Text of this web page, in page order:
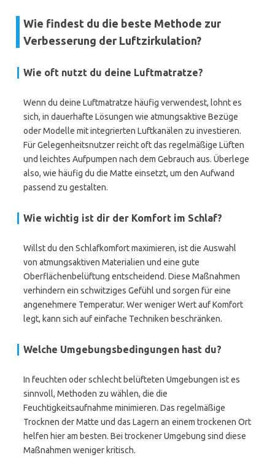
Wie findest du die beste Methode zur
Verbesserung der Luftzirkulation?
Wie oft nutzt du deine Luftmatratze?
Wenn du deine Luftmatratze häufig verwendest, lohnt es
sich, in dauerhafte Lösungen wie atmungsaktive Bezüge
oder Modelle mit integrierten Luftkanälen zu investieren.
Für Gelegenheitsnutzer reicht oft das regelmäßige Lüften
und leichtes Aufpumpen nach dem Gebrauch aus. Überlege
also, wie häufig du die Matte einsetzt, um den Aufwand
passend zu gestalten.
Wie wichtig ist dir der Komfort im Schlaf?
Willst du den Schlafkomfort maximieren, ist die Auswahl
von atmungsaktiven Materialien und eine gute
Oberflächenbelüftung entscheidend. Diese Maßnahmen
verhindern ein schwitziges Gefühl und sorgen für eine
angenehmere Temperatur. Wer weniger Wert auf Komfort
legt, kann sich auf einfache Techniken beschränken.
Welche Umgebungsbedingungen hast du?
In feuchten oder schlecht belüfteten Umgebungen ist es
sinnvoll, Methoden zu wählen, die die
Feuchtigkeitsaufnahme minimieren. Das regelmäßige
Trocknen der Matte und das Lagern an einem trockenen Ort
helfen hier am besten. Bei trockener Umgebung sind diese
Maßnahmen weniger kritisch.